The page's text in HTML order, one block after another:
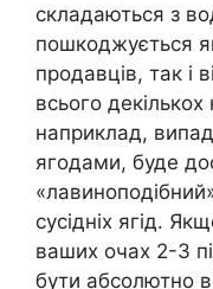
складаються з
пошкоджується
продавців, так і
всього
наприклад,
ягодами, буде
сусідніх ягід.
ваших очах 2-3
бути абсолютно